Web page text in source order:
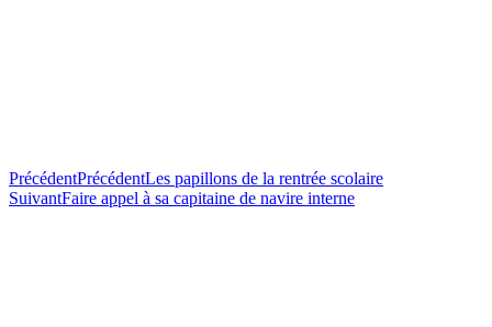
PrécédentPrécédentLes papillons de la rentrée scolaire
SuivantFaire appel à sa capitaine de navire interne